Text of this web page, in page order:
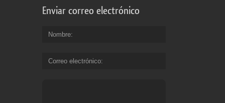
Enviar correo electrónico
Nombre
Correo electrónico